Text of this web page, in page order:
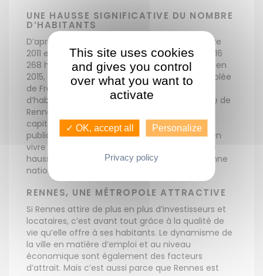
UNE HAUSSE SIGNIFICATIVE DU NOMBRE
D’HABITANTS
D’après le dernier recensement de l’INSEE, entre
2011 et 2016, Rennes est passée de 208 033 à 216
268 habitants, soit 8 235 rennais en plus. Ainsi, en
2015, Rennes était la 11e commune la plus peuplée
de France. Cette année encore, le nombre
d’habitants progresse à Rennes. Selon la maire de
Rennes, c’est le signe de l’attractivité de la
capitale bretonne et le fruit des politiques
publiques qui visent à permettre à tous de bien
vivre à Rennes, dans un cadre agréable. Cette
hausse significative est supérieure à la moyenne
nationale.
RENNES, UNE MÉTROPOLE ATTRACTIVE
Si Rennes attire de plus en plus d’investisseurs et
locataires, c’est avant tout grâce à la qualité de
vie qu’elle offre à ses habitants. Le dynamisme de
la ville en matière d’emploi et au niveau
économique sont également des facteurs
d’attrait. Mais c’est aussi parce que Rennes est
This site uses cookies
and gives you control
over what you want to
activate
✓ OK, accept all Personalize
Privacy policy